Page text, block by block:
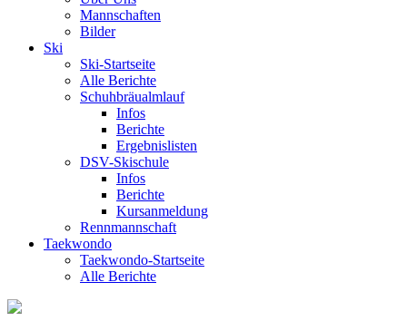
Mannschaften
Bilder
Ski
Ski-Startseite
Alle Berichte
Schuhbräualmlauf
Infos
Berichte
Ergebnislisten
DSV-Skischule
Infos
Berichte
Kursanmeldung
Rennmannschaft
Taekwondo
Taekwondo-Startseite
Alle Berichte